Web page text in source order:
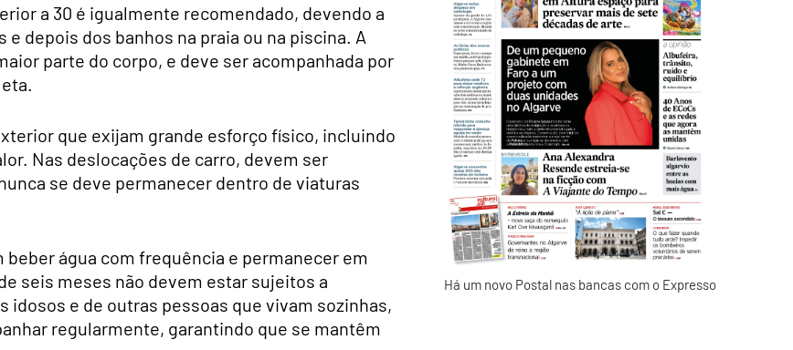
a 30 é igualmente recomendado, devendo a
depois dos banhos na praia ou na piscina. A
parte do corpo, e deve ser acompanhada por
que exijam grande esforço físico, incluindo
Nas deslocações de carro, devem ser
se deve permanecer dentro de viaturas
água com frequência e permanecer em
seis meses não devem estar sujeitos a
e de outras pessoas que vivam sozinhas,
regularmente, garantindo que se mantêm
Há um novo Postal nas bancas com o Expresso